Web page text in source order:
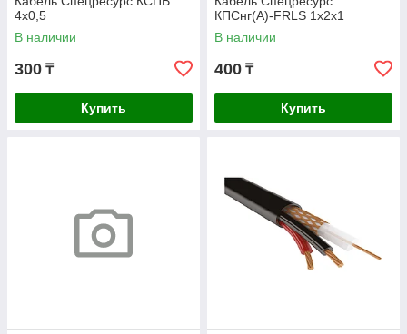
4х0,5
В наличии
300 ₸
Купить
КПСнг(А)-FRLS 1х2х1
В наличии
400 ₸
Купить